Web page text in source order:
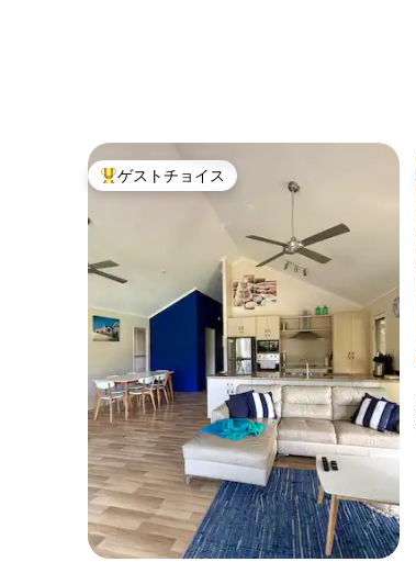
大好評のゲストチョイスです。
ゲストチョイス